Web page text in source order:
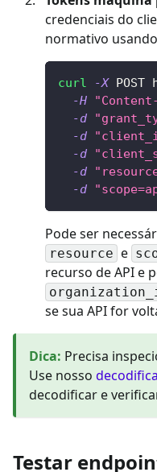
credenciais do
normativo
curl -X
-H
-d
-d
-d
-d
-d
Pode ser
resource e
recurso de API e
se sua API for
Dica: Precisa
Use nosso
decodificar e
Testar